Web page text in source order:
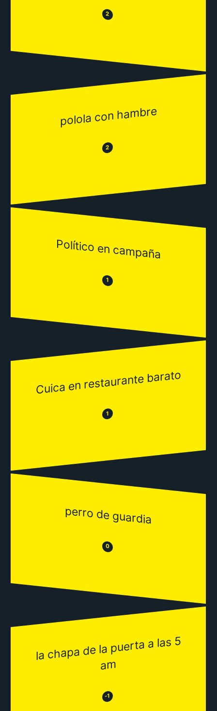
😒 2 😂
polola con hambre
😒 2 😂
Político en campaña
😒 1 😂
Cuica en restaurante barato
😒 1 😂
perro de guardia
😒 0 😂
la chapa de la puerta a las 5
a
m
😒 -1 😂